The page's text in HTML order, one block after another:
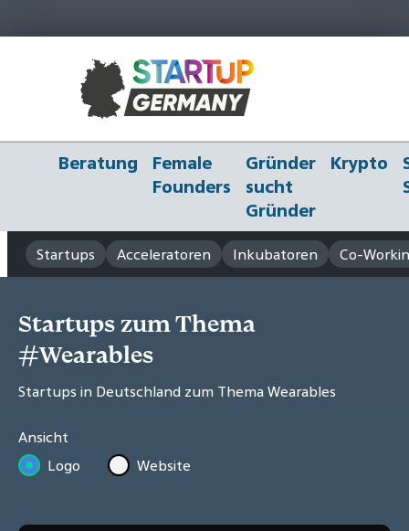
Beratung
Female
Founders
Gründer
sucht
Gründer
Krypto
Startups Acceleratoren Inkubatoren Co-
Startups zum Thema
#Wearables
Startups in Deutschland zum Thema Wearables
Ansicht
Logo
Website